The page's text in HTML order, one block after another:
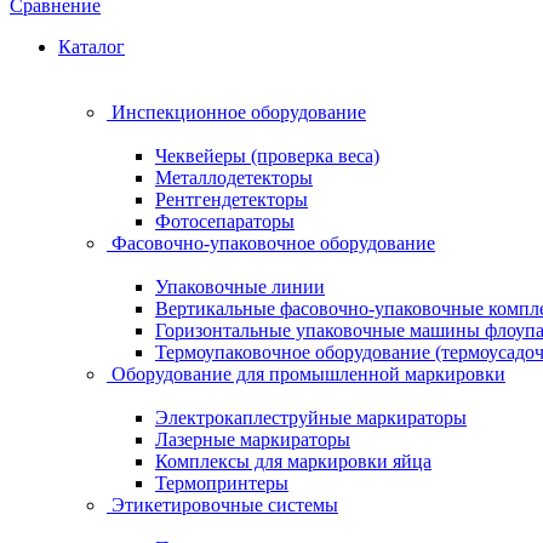
Сравнение
Каталог
Инспекционное оборудование
Чеквейеры (проверка веса)
Металлодетекторы
Рентгендетекторы
Фотосепараторы
Фасовочно-упаковочное оборудование
Упаковочные линии
Вертикальные фасовочно-упаковочные
Горизонтальные упаковочные машины
Термоупаковочное оборудование
Оборудование для промышленной маркировки
Электрокаплеструйные маркираторы
Лазерные маркираторы
Комплексы для маркировки яйца
Термопринтеры
Этикетировочные системы